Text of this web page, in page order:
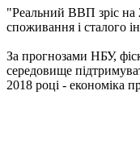
"Реальний ВВП зріс на
споживання і сталого
За прогнозами НБУ,
середовище
2018 році - економіка